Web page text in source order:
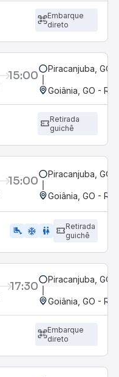
Embarque
direto
15:00 Piracanjuba, GO
Goiânia, GO -
Retirada
guichê
15:00 Piracanjuba, GO
Goiânia, GO -
airline_seat_legroom_extra ac_unit wc
Retirada
guichê
17:30 Piracanjuba, GO
Goiânia, GO -
Embarque
direto